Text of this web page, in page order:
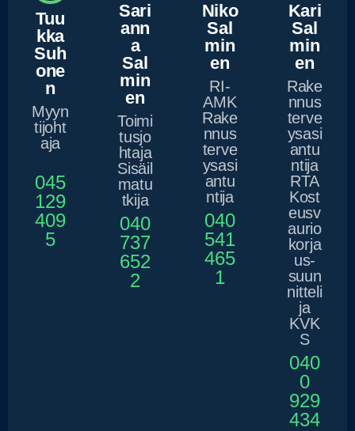
Tuu
kka
Suh
one
n
Myyn
tijoht
aja
045
129
409
5
Sari
ann
a
Sal
min
en
Toimi
tusjo
htaja
Sisäil
matu
tkija
040
737
652
2
Niko
Sal
min
en
RI-
AMK
Rake
nnus
terve
ysasi
antu
ntija
040
541
465
1
Kari
Sal
min
en
Rake
nnus
terve
ysasi
antu
ntija
RTA
Kost
eusv
aurio
korja
us-
suun
nitteli
ja
KVK
S
040
0
929
434